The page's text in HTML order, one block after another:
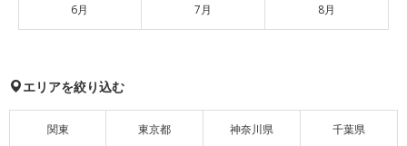
6月 7月 8月
エリアを絞り込む
関東 東京都 神奈川県 千葉県